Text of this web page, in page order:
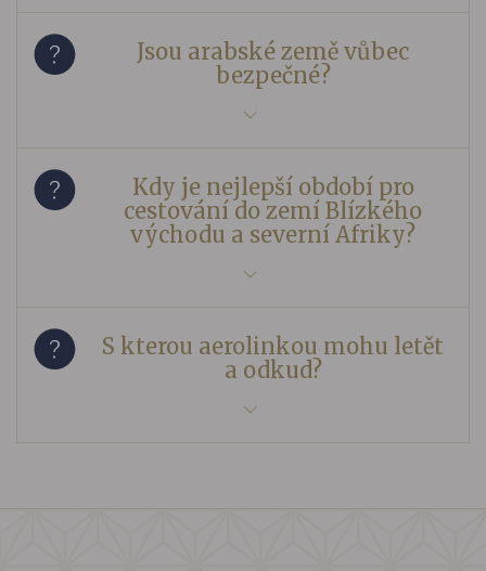
Jsou arabské země vůbec
bezpečné?
Kdy je nejlepší období pro
cestování do zemí Blízkého
východu a severní Afriky?
S kterou aerolinkou mohu letět
a odkud?